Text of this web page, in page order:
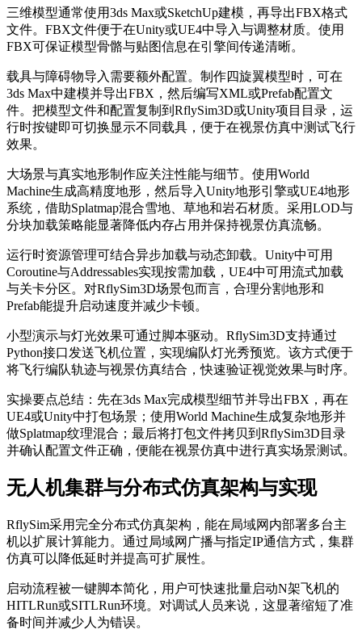
三维模型通常使用3ds Max或SketchUp建模，再导出FBX格式
文件。FBX文件便于在Unity或UE4中导入与调整材质。使用
FBX可保证模型骨骼与贴图信息在引擎间传递清晰。
载具与障碍物导入需要额外配置。制作四旋翼模型时，可在
3ds Max中建模并导出FBX，然后编写XML或Prefab配置文
件。把模型文件和配置复制到RflySim3D或Unity项目目录，运
行时按键即可切换显示不同载具，便于在视景仿真中测试飞行
效果。
大场景与真实地形制作应关注性能与细节。使用World
Machine生成高精度地形，然后导入Unity地形引擎或UE4地形
系统，借助Splatmap混合雪地、草地和岩石材质。采用LOD与
分块加载策略能显著降低内存占用并保持视景仿真流畅。
运行时资源管理可结合异步加载与动态卸载。Unity中可用
Coroutine与Addressables实现按需加载，UE4中可用流式加载
与关卡分区。对RflySim3D场景包而言，合理分割地形和
Prefab能提升启动速度并减少卡顿。
小型演示与灯光效果可通过脚本驱动。RflySim3D支持通过
Python接口发送飞机位置，实现编队灯光秀预览。该方式便于
将飞行编队轨迹与视景仿真结合，快速验证视觉效果与时序。
实操要点总结：先在3ds Max完成模型细节并导出FBX，再在
UE4或Unity中打包场景；使用World Machine生成复杂地形并
做Splatmap纹理混合；最后将打包文件拷贝到RflySim3D目录
并确认配置文件正确，便能在视景仿真中进行真实场景测试。
无人机集群与分布式仿真架构与实现
RflySim采用完全分布式仿真架构，能在局域网内部署多台主
机以扩展计算能力。通过局域网广播与指定IP通信方式，集群
仿真可以降低延时并提高可扩展性。
启动流程被一键脚本简化，用户可快速批量启动N架飞机的
HITLRun或SITLRun环境。对调试人员来说，这显著缩短了准
备时间并减少人为错误。